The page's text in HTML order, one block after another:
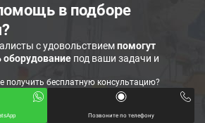
в подборе
с удовольствиемпомогут
оборудование под ваши задачи и
получить бесплатную консультацию?
Позвоните по телефону